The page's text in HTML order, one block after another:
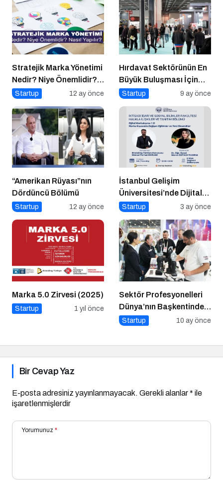
Stratejik Marka Yönetimi
Nedir? Niye Önemlidir?
Stratejik Marka Yönetimi
Startup 12 ay önce
Hırdavat Sektörünün En
Büyük Buluşması İçin
İstanbul Hazır!
Startup 9 ay önce
“Amerikan Rüyası”nın
Dördüncü Bölümü
Startup 12 ay önce
İstanbul Gelişim
Üniversitesi’nde Dijital
Markalaşma 1.0 Etkinliği
Startup 3 ay önce
Marka 5.0 Zirvesi (2025)
Startup 1 yıl önce
Sektör Profesyonelleri
Dünya’nın Başkentinde
Buluşacak!
Startup 10 ay önce
Bir Cevap Yaz
E-posta adresiniz yayınlanmayacak. Gerekli alanlar* ile
işaretlenmişlerdir
Yorumunuz *